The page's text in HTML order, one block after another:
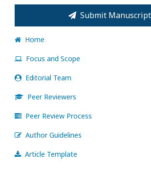
Submit Manuscript
Home
Focus and Scope
Editorial Team
Peer Reviewers
Peer Review Process
Author Guidelines
Article Template